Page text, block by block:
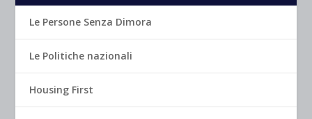
Le Persone Senza Dimora
Le Politiche nazionali
Housing First